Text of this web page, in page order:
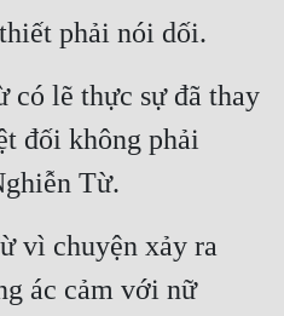
phải nói dối.
có lẽ thực sự đã thay
đối không phải
Từ.
vì chuyện xảy ra
ác cảm với nữ